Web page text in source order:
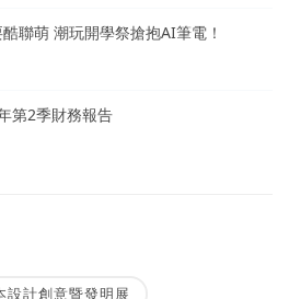
聯萌 潮玩開學祭搶抱AI筆電！
第2季財務報告
設計創意暨發明展